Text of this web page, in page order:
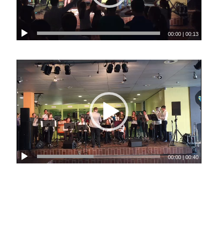
00:00 |00:13
00:00|00:40